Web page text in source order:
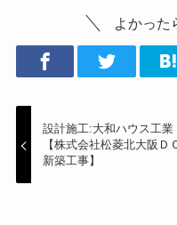
よかった
設計施工:大和ハウス工業
【株式会社松菱北大阪Ｄ
新築工事】